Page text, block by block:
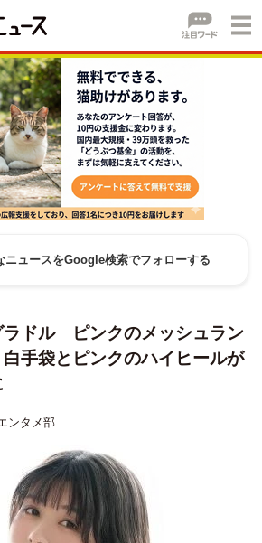
ニュースをGoogle検索でフォローする
ラドル ピンクのメッシュラン
手袋とピンクのハイヒールが
ンタメ部